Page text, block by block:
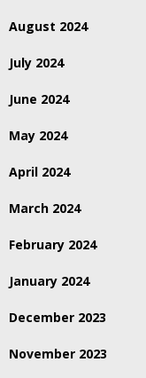
August 2024
July 2024
June 2024
May 2024
April 2024
March 2024
February 2024
January 2024
December 2023
November 2023